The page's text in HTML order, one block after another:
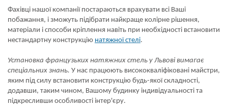
Фахівці нашої компанії постараються врахувати всі Ваші
побажання, і зможуть підібрати найкраще колірне рішення,
матеріали і способи кріплення навіть при необхідності встановити
нестандартну конструкцію натяжної стелі.
Установка французьких натяжних стель у Львові вимагає
спеціальних знань. У нас працюють висококваліфіковані майстри,
яким під силу встановити конструкцію будь-якої складності,
додавши, таким чином, Вашому будинку індивідуальності та
підкресливши особливості інтер'єру.